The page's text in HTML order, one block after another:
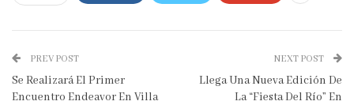
PREV POST
Se Realizará El Primer
Encuentro Endeavor En Villa
NEXT POST
Llega Una Nueva Edición De
La “Fiesta Del Río” En